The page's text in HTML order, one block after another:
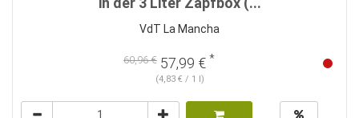
VdT La Mancha
60,96 € 57,99 € *
(4,83 € / 1 l)